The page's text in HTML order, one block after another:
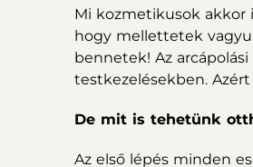
Mi kozmetikusok akkor
hogy mellettetek
bennetek! Az
testkezelésekben.
De mit is tehetünk
Az első lépés minden